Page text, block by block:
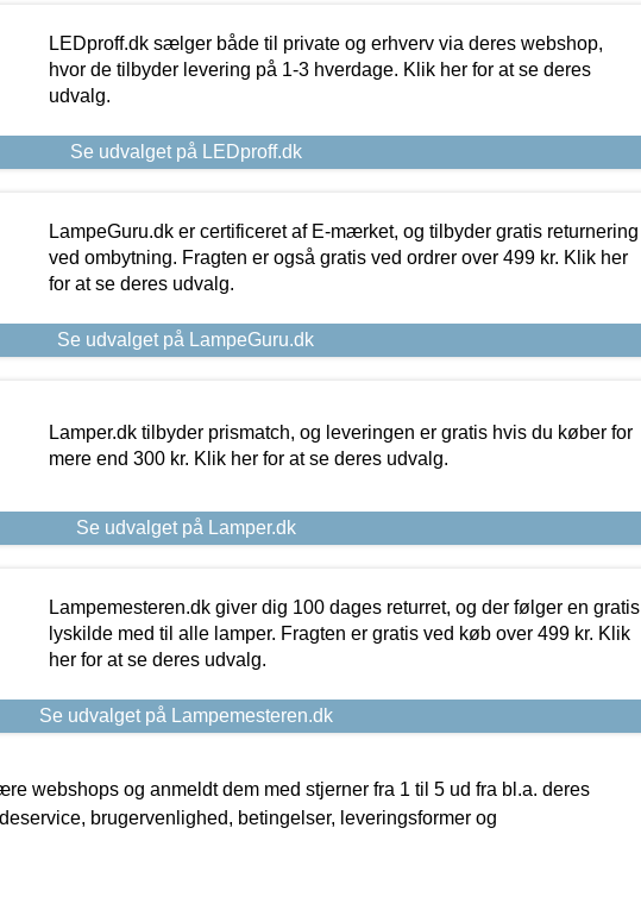
LEDproff.dk sælger både til private og erhverv via deres webshop,
hvor de tilbyder levering på 1-3 hverdage. Klik her for at se deres
udvalg.
Se udvalget på LEDproff.dk
LampeGuru.dk er certificeret af E-mærket, og tilbyder gratis returnering
ved ombytning. Fragten er også gratis ved ordrer over 499 kr. Klik her
for at se deres udvalg.
Se udvalget på LampeGuru.dk
Lamper.dk tilbyder prismatch, og leveringen er gratis hvis du køber for
mere end 300 kr. Klik her for at se deres udvalg.
Se udvalget på Lamper.dk
Lampemesteren.dk giver dig 100 dages returret, og der følger en gratis
lyskilde med til alle lamper. Fragten er gratis ved køb over 499 kr. Klik
her for at se deres udvalg.
Se udvalget på Lampemesteren.dk
webshops og anmeldt dem med stjerner fra 1 til 5 ud fra bl.a. deres
brugervenlighed, betingelser, leveringsformer og